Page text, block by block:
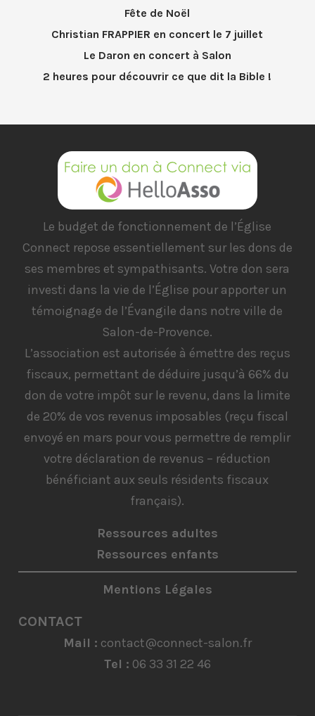
Fête de Noël
Christian FRAPPIER en concert le 7 juillet
Le Daron en concert à Salon
2 heures pour découvrir ce que dit la Bible !
Le budget de fonctionnement de l’Église
Connect repose essentiellement sur les dons de
ses membres et sympathisants. Votre don sera
investi dans la vie de l’Église pour apporter un
témoignage de l’Évangile dans notre ville de
Salon-de-Provence.
L’association est autorisée à émettre des reçus
fiscaux, permettant de déduire jusqu’à 66% du
don de votre impôt sur le revenu, dans la limite
de 20% de vos revenus imposables (reçu fiscal
envoyé en mars pour vous permettre de remplir
votre déclaration de revenus – réduction
bénéficiant aux seuls résidents fiscaux
français).
Ressources adultes
Ressources enfants
Mentions Légales
CONTACT
Mail : contact@connect-salon.fr
Tel : 06 33 31 22 46